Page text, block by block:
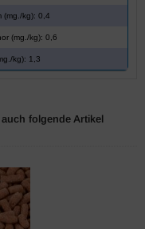
(mg./kg): 0,4
(mg./kg): 0,6
kg): 1,3
folgende Artikel